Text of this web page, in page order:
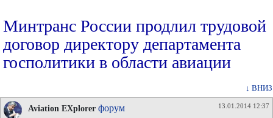
Минтранс России продлил трудовой
договор директору департамента
госполитики в области авиации
↓ ВНИЗ
Aviation EXplorer форум 13.01.2014 12:37